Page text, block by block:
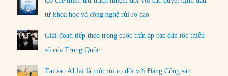
tư khoa học và công nghệ rủi ro cao
Giai đoạn tiếp theo trong cuộc trấn áp các dân tộc thiểu
số của Trung Quốc
Tại sao AI lại là một rủi ro đối với Đảng Cộng sản